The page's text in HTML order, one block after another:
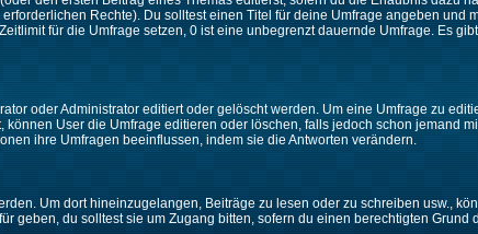
Rechte). Du solltest einen Titel für deine Umfrage angeben und
für die Umfrage setzen, 0 ist eine unbegrenzt dauernde Umfrage. Es
oder Administrator editiert oder gelöscht werden. Um eine Umfrage zu
User die Umfrage editieren oder löschen, falls jedoch schon jemand
ihre Umfragen beeinflussen, indem sie die Antworten verändern.
Um dort hineinzugelangen, Beiträge zu lesen oder zu schreiben usw.,
geben, du solltest sie um Zugang bitten, sofern du einen berechtigten Grund